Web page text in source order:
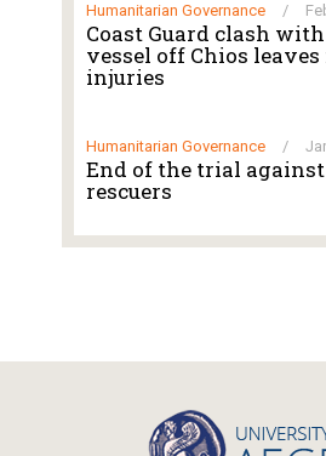
Humanitarian Governance /
Coast Guard clash
vessel off Chios
injuries
Humanitarian Governance /
End of the trial
rescuers